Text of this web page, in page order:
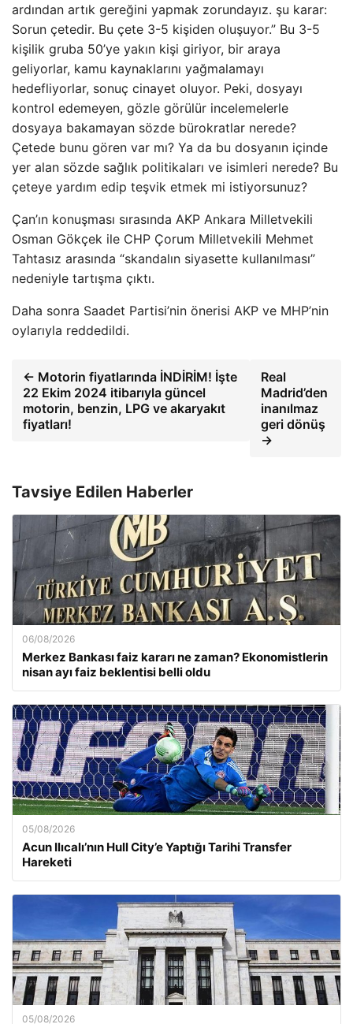
ardından artık gereğini yapmak zorundayız. şu karar:
Sorun çetedir. Bu çete 3-5 kişiden oluşuyor.” Bu 3-5
kişilik gruba 50’ye yakın kişi giriyor, bir araya
geliyorlar, kamu kaynaklarını yağmalamayı
hedefliyorlar, sonuç cinayet oluyor. Peki, dosyayı
kontrol edemeyen, gözle görülür incelemelerle
dosyaya bakamayan sözde bürokratlar nerede?
Çetede bunu gören var mı? Ya da bu dosyanın içinde
yer alan sözde sağlık politikaları ve isimleri nerede? Bu
çeteye yardım edip teşvik etmek mi istiyorsunuz?
Çan’ın konuşması sırasında AKP Ankara Milletvekili
Osman Gökçek ile CHP Çorum Milletvekili Mehmet
Tahtasız arasında “skandalın siyasette kullanılması”
nedeniyle tartışma çıktı.
Daha sonra Saadet Partisi’nin önerisi AKP ve MHP’nin
oylarıyla reddedildi.
← Motorin fiyatlarında İNDİRİM! İşte
22 Ekim 2024 itibarıyla güncel
motorin, benzin, LPG ve akaryakıt
fiyatları!
Real
Madrid’den
inanılmaz
geri dönüş
→
Tavsiye Edilen Haberler
06/08/2026
Merkez Bankası faiz kararı ne zaman? Ekonomistlerin
nisan ayı faiz beklentisi belli oldu
05/08/2026
Acun Ilıcalı’nın Hull City’e Yaptığı Tarihi Transfer
Hareketi
05/08/2026